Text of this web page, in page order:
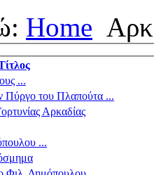
Home
...
Πύργο του Πλαπούτα ...
Αρκαδίας
...